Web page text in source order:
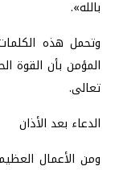
بالله».
وتحمل هذه الكلمات
المؤمن بأن القوة
تعالى.
الدعاء بعد الأذان
ومن الأعمال